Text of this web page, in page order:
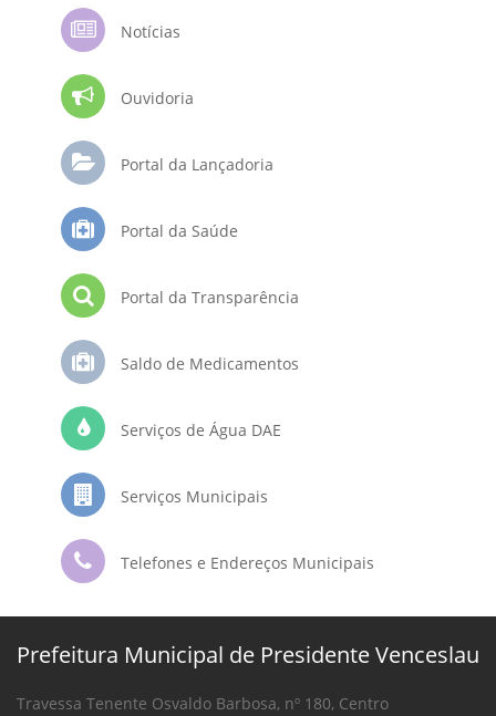
Notícias
Ouvidoria
Portal da Lançadoria
Portal da Saúde
Portal da Transparência
Saldo de Medicamentos
Serviços de Água DAE
Serviços Municipais
Telefones e Endereços Municipais
Prefeitura Municipal de Presidente Venceslau
Travessa Tenente Osvaldo Barbosa, nº 180, Centro